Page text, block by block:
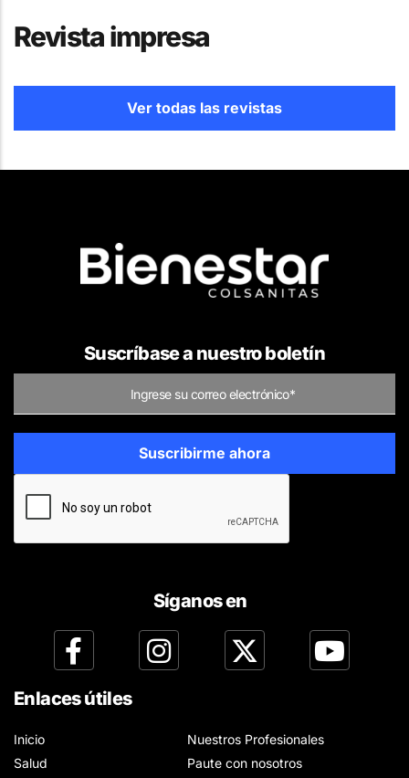
Revista impresa
Ver todas las revistas
Suscríbase a nuestro boletín
Síganos en
Enlaces útiles
Inicio
Salud
Nuestros Profesionales
Paute con nosotros